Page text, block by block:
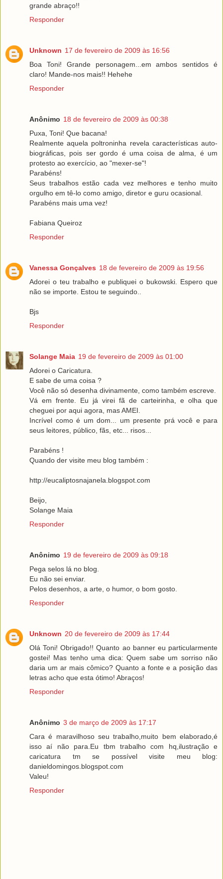
grande abraço!!
Responder
Unknown 17 de fevereiro de 2009 às 16:56
Boa Toni! Grande personagem...em ambos sentidos é
claro! Mande-nos mais!! Hehehe
Responder
Anônimo 18 de fevereiro de 2009 às 00:38
Puxa, Toni! Que bacana!
Realmente aquela poltroninha revela características auto-
biográficas, pois ser gordo é uma coisa de alma, é um
protesto ao exercício, ao "mexer-se"!
Parabéns!
Seus trabalhos estão cada vez melhores e tenho muito
orgulho em tê-lo como amigo, diretor e guru ocasional.
Parabéns mais uma vez!
Fabiana Queiroz
Responder
Vanessa Gonçalves 18 de fevereiro de 2009 às 19:56
Adorei o teu trabalho e publiquei o bukowski. Espero que
não se importe. Estou te seguindo..
Bjs
Responder
Solange Maia 19 de fevereiro de 2009 às 01:00
Adorei o Caricatura.
E sabe de uma coisa ?
Você não só desenha divinamente, como também escreve.
Vá em frente. Eu já virei fã de carteirinha, e olha que
cheguei por aqui agora, mas AMEI.
Incrível como é um dom... um presente prá você e para
seus leitores, público, fãs, etc... risos...
Parabéns !
Quando der visite meu blog também :
http://eucaliptosnajanela.blogspot.com
Beijo,
Solange Maia
Responder
Anônimo 19 de fevereiro de 2009 às 09:18
Pega selos lá no blog.
Eu não sei enviar.
Pelos desenhos, a arte, o humor, o bom gosto.
Responder
Unknown 20 de fevereiro de 2009 às 17:44
Olá Toni! Obrigado!! Quanto ao banner eu particularmente
gostei! Mas tenho uma dica: Quem sabe um sorriso não
daria um ar mais cômico? Quanto a fonte e a posição das
letras acho que esta ótimo! Abraços!
Responder
Anônimo 3 de março de 2009 às 17:17
Cara é maravilhoso seu trabalho,muito bem elaborado,é
isso aí não para.Eu tbm trabalho com hq,ilustração e
caricatura tm se possível visite meu blog:
danieldomingos.blogspot.com
Valeu!
Responder